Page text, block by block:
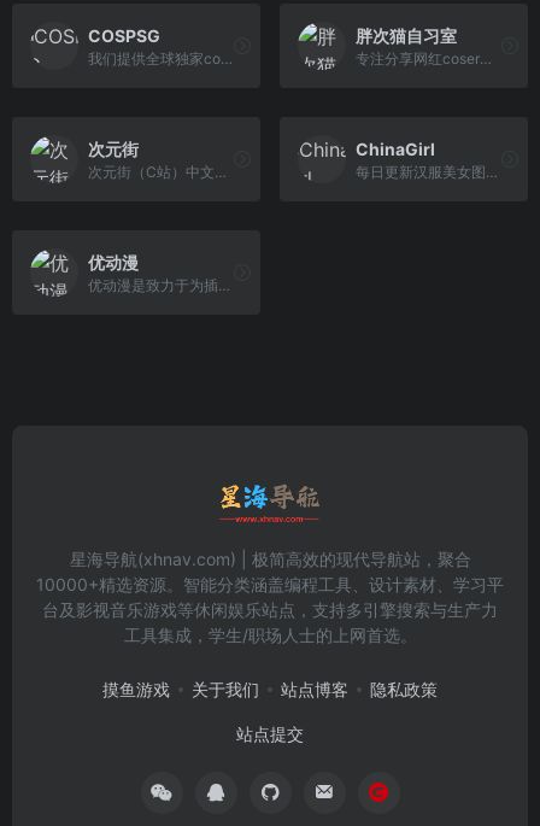
COSPSG
我们提供全球独家cosplay照片和视频，女士扮演。所有的cospsg。
胖次猫自习室
专注分享网红coser图包合集以及asmr音声资源
次元街
次元街（C站）中文云数字经济集团旗下机构：为大家提供资讯、壁纸、音乐、周边产品、cosplay、游戏、评测、攻略、漫展信息等内容的ACG分享平台。
ChinaGirl
每日更新汉服美女图片，Cosplay、美女COS图片。一起来分享汉服写真，华服，美女Cosplay，自拍吧
优动漫
优动漫是致⼒于为插画、漫画、动画创作者提供优动漫PAINT软件、素材下载、绘画教程、美术约稿、画师交流等数字化创作⽀持的公共服务平台。
星海导航(xhnav.com) | 极简高效的现代导航站，聚合
10000+精选资源。智能分类涵盖编程工具、设计素材、学习平
台及影视音乐游戏等休闲娱乐站点，支持多引擎搜索与生产力
工具集成，学生/职场人士的上网首选。
摸鱼游戏 关于我们 站点博客 隐私政策
站点提交